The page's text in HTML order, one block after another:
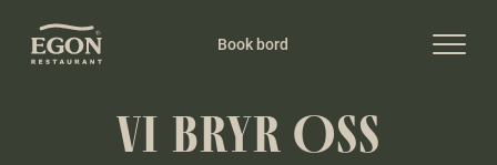
Book bord
VI BRYR OSS